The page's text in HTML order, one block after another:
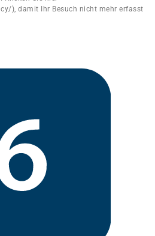
), damit Ihr Besuch nicht mehr erfasst